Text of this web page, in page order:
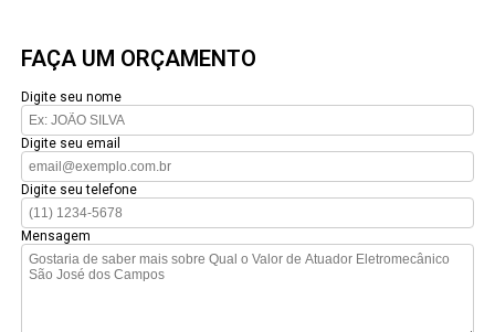
FAÇA UM ORÇAMENTO
Digite seu nome
Digite seu email
Digite seu telefone
Mensagem